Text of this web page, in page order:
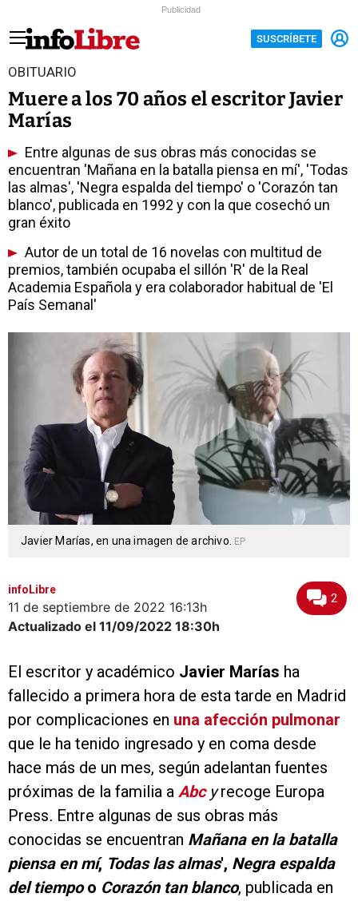
Publicidad
SUSCRÍBETE
OBITUARIO
Muere a los 70 años el escritor Javier
Marías
Entre algunas de sus obras más conocidas se
encuentran 'Mañana en la batalla piensa en mí', 'Todas
las almas', 'Negra espalda del tiempo' o 'Corazón tan
blanco', publicada en 1992 y con la que cosechó un
gran éxito
Autor de un total de 16 novelas con multitud de
premios, también ocupaba el sillón 'R' de la Real
Academia Española y era colaborador habitual de 'El
País Semanal'
Javier Marías, en una imagen de archivo. EP
infoLibre
11 de septiembre de 2022 16:13h
Actualizado el 11/09/2022 18:30h
2
El escritor y académico Javier Marías ha
fallecido a primera hora de esta tarde en Madrid
por complicaciones en una afección pulmonar
que le ha tenido ingresado y en coma desde
hace más de un mes, según adelantan fuentes
próximas de la familia a Abcyrecoge Europa
Press. Entre algunas de sus obras más
conocidas se encuentran Mañana en la batalla
piensa en mí, Todas las almas', Negra espalda
del tiempoo Corazón tan blanco, publicada en